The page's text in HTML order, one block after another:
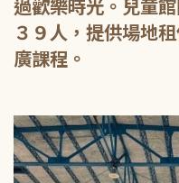
過歡樂時光。兒童
３９人，提供場地
廣課程。